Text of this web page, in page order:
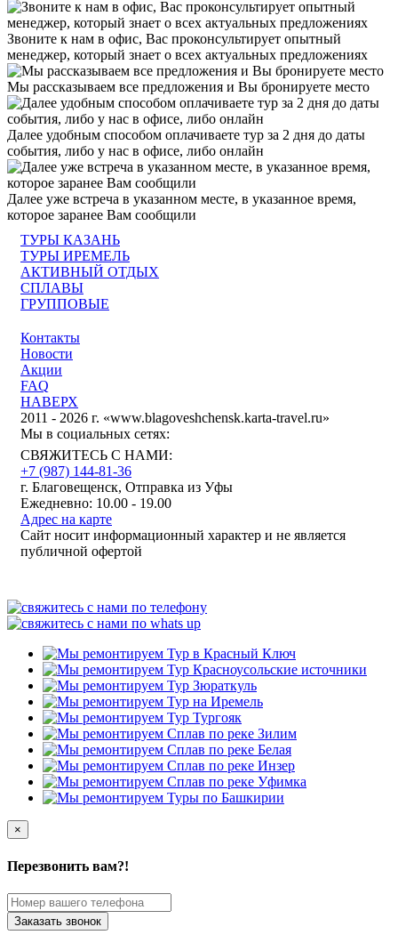
Звоните к нам в офис, Вас проконсультирует опытный
менеджер, который знает о всех актуальных предложениях
Мы рассказываем все предложения и Вы бронируете место
Далее удобным способом оплачиваете тур за 2 дня до даты
события, либо у нас в офисе, либо онлайн
Далее уже встреча в указанном месте, в указанное время,
которое заранее Вам сообщили
Контакты
Новости
Акции
FAQ
НАВЕРХ
2011 - 2026 г. «www.blagoveshchensk.karta-travel.ru»
ТУРЫ КАЗАНЬ
ТУРЫ ИРЕМЕЛЬ
АКТИВНЫЙ ОТДЫХ
СПЛАВЫ
ГРУППОВЫЕ
Мы в социальных сетях:
СВЯЖИТЕСЬ С НАМИ:
+7 (987) 144-81-36
г. Благовещенск, Отправка из Уфы
Ежедневно: 10.00 - 19.00
Адрес на карте
Сайт носит информационный характер и не является
публичной офертой
×
Перезвонить вам?!